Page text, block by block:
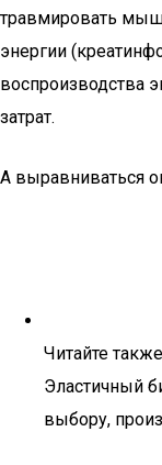
травмировать
энергии
воспроизводства
затрат.
А выравниваться
Читайте
Эластичный
выбору,